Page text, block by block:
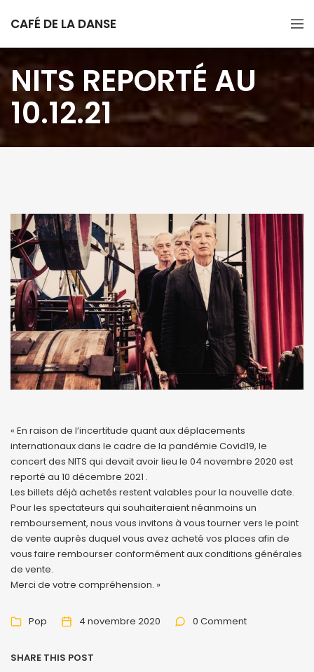
CAFÉ DE LA DANSE
NITS REPORTÉ AU
10.12.21
« En raison de l’incertitude quant aux déplacements
internationaux dans le cadre de la pandémie Covid19, le
concert des NITS qui devait avoir lieu le 04 novembre 2020 est
reporté au 10 décembre 2021 .
Les billets déjà achetés restent valables pour la nouvelle date.
Pour les spectateurs qui souhaiteraient néanmoins un
remboursement, nous vous invitons à vous tourner vers le point
de vente auprès duquel vous avez acheté vos places afin de
vous faire rembourser conformément aux conditions générales
de vente.
Merci de votre compréhension. »
Pop 4 novembre 2020 0 Comment
SHARE THIS POST